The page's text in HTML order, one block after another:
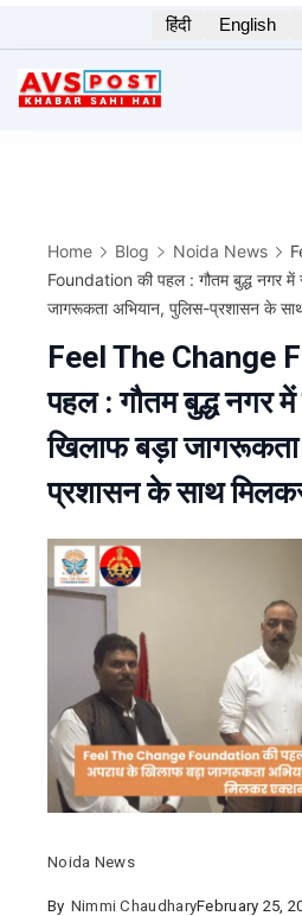
to
content
हिंदी English
Home Blog Noida News
Foundation की पहल : गौतम बुद्ध नगर में
जागरूकता अभियान, पुलिस-प्रशासन के
Feel The Change
पहल : गौतम बुद्ध नगर
खिलाफ बड़ा
प्रशासन के साथ
Noida News
By Nimmi ChaudharyFebruary 25,